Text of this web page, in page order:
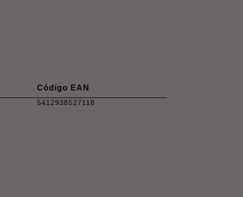
Código EAN
5412938527118